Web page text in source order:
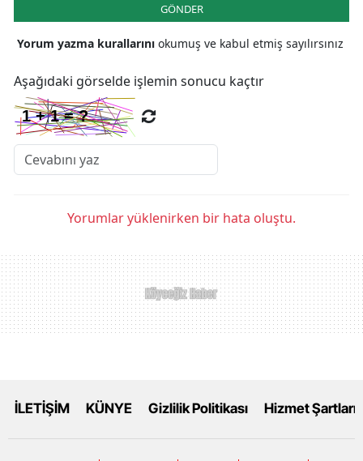
GÖNDER
Yorum yazma kurallarını okumuş ve kabul etmiş sayılırsınız
Aşağıdaki görselde işlemin sonucu kaçtır
Yorumlar yüklenirken bir hata oluştu.
İLETİŞİM KÜNYE Gizlilik Politikası Hizmet Şartları